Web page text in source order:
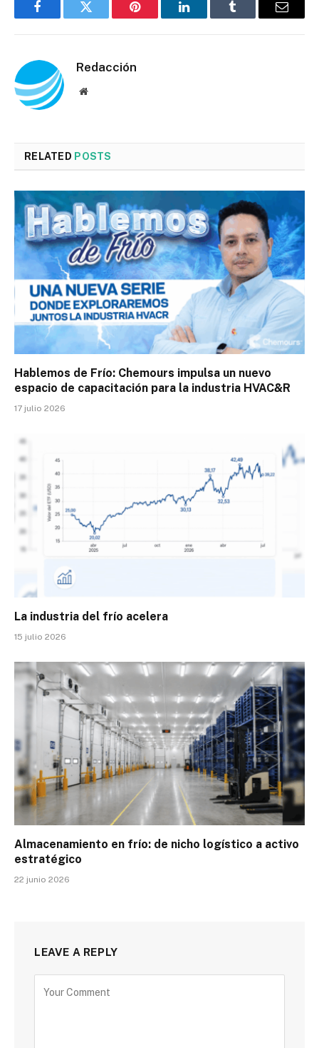
FacebookTwitter Pinterest LinkedInTumblr Email
Redacción
Website
RELATED POSTS
Hablemos de Frío: Chemours impulsa un nuevo
espacio de capacitación para la industria HVAC&R
17 julio 2026
La industria del frío acelera
15 julio 2026
Almacenamiento en frío: de nicho logístico a activo
estratégico
22 junio 2026
LEAVE A REPLY